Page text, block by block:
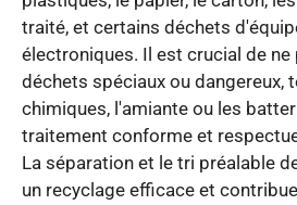
traité, et certains déchets
électroniques. Il est crucial de
déchets spéciaux ou dangereux,
chimiques, l'amiante ou les
traitement conforme et
La séparation et le tri préalable
un recyclage efficace et